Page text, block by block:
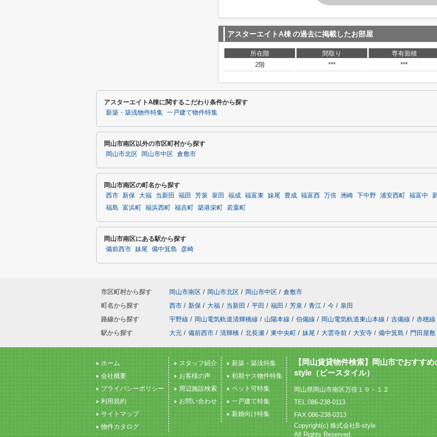
アスターエイトA棟の過去に掲載したお部屋
所在階 間取り
専有面積
2階
*** ***
アスターエイトA棟に関するこだわり条件から探す
新築・築浅物件特集 一戸建て物件特集
岡山市南区以外の市区町村から探す
岡山市北区 岡山市中区 倉敷市
岡山市南区の町名から探す
西市 新保 大福 当新田 福田 芳泉 泉田 福成 福富東 妹尾 豊成 福富西 万倍 洲崎 下中野 浦安西町 福富中
福島
富浜町 福浜西町 福吉町 築港栄町 若葉町
岡山市南区にある駅から探す
備前西市 妹尾 備中箕島 彦崎
市区町村から探す 岡山市南区 / 岡山市北区 / 岡山市中区 / 倉敷市
町名から探す
西市 / 新保 / 大福 / 当新田 / 平田 / 福田 / 芳泉 / 青江 / 今 / 泉田
路線から探す
宇野線 / 岡山電気軌道清輝橋線 / 山陽本線 / 伯備線 / 岡山電気軌道東山本線 / 吉備線 / 赤穂線
駅から探す
大元 / 備前西市 / 清輝橋 / 北長瀬 / 東中央町 / 妹尾 / 大雲寺前 / 大安寺 / 備中箕島 / 門田屋敷
ホーム
会社概要
プライバシーポリシー
利用規約
サイトマップ
物件カタログ
スタッフ紹介
お客様の声
周辺施設検索
お問い合わせ
新築・築浅特集
初期ヤス物件特集
ペット可特集
一戸建て特集
新婚向け特集
【岡山賃貸物件検索】岡山市でおすす
style（ビースタイル）
岡山県岡山市南区万倍１９－１２
TEL:086-238-0113
FAX:086-238-0313
Copyright(c) 株式会社B-style
All Rights Reserved.